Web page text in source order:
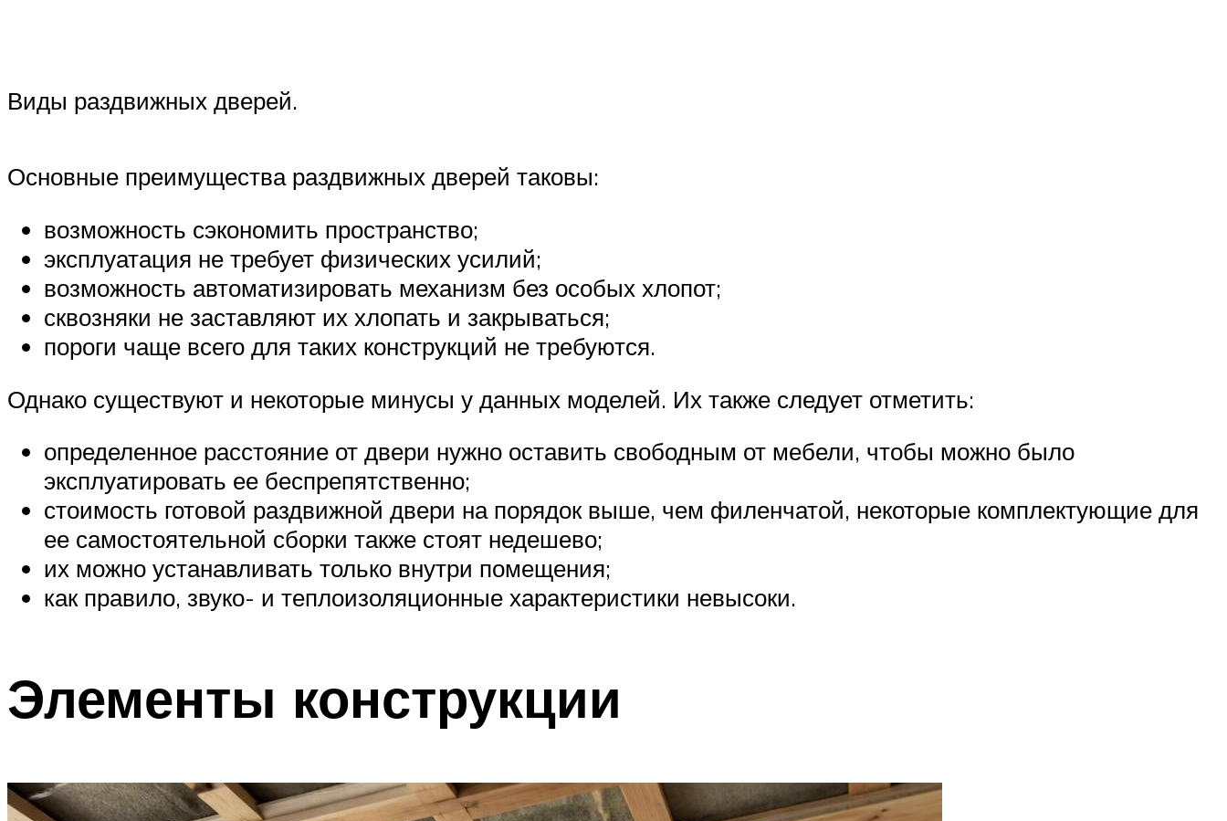
Виды раздвижных дверей.
Основные преимущества раздвижных дверей таковы:
возможность сэкономить пространство;
эксплуатация не требует физических усилий;
возможность автоматизировать механизм без особых хлопот;
сквозняки не заставляют их хлопать и закрываться;
пороги чаще всего для таких конструкций не требуются.
Однако существуют и некоторые минусы у данных моделей. Их также следует отметить:
определенное расстояние от двери нужно оставить свободным от мебели, чтобы можно было
эксплуатировать ее беспрепятственно;
стоимость готовой раздвижной двери на порядок выше, чем филенчатой, некоторые комплектующие для
ее самостоятельной сборки также стоят недешево;
их можно устанавливать только внутри помещения;
как правило, звуко- и теплоизоляционные характеристики невысоки.
Элементы конструкции